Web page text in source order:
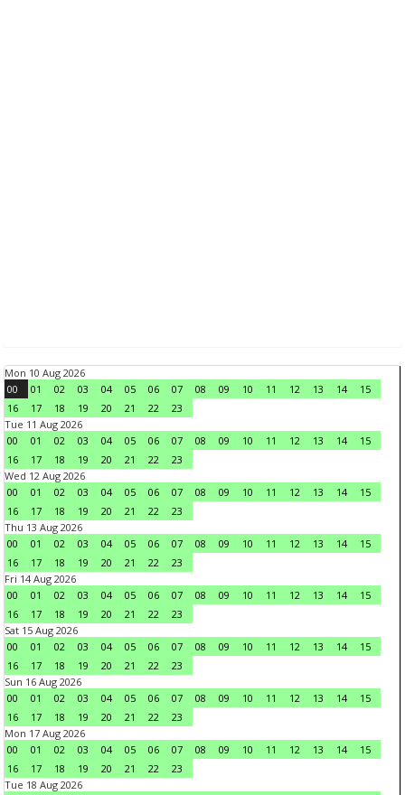
Mon 10 Aug 2026
00
01 02 03 04 05 06 07 08 09 10 11 12 13 14
15
16
17 18 19 20 21 22
23
Tue 11 Aug 2026
00
01 02 03 04 05 06 07 08 09 10 11 12 13 14
15
16
17 18 19 20 21 22
23
Wed 12 Aug 2026
00
01 02 03 04 05 06 07 08 09 10 11 12 13 14
15
16
17 18 19 20 21 22
23
Thu 13 Aug 2026
00
01 02 03 04 05 06 07 08 09 10 11 12 13 14
15
16
17 18 19 20 21 22
23
Fri 14 Aug 2026
00
01 02 03 04 05 06 07 08 09 10 11 12 13 14
15
16
17 18 19 20 21 22
23
Sat 15 Aug 2026
00
01 02 03 04 05 06 07 08 09 10 11 12 13 14
15
16
17 18 19 20 21 22
23
Sun 16 Aug 2026
00
01 02 03 04 05 06 07 08 09 10 11 12 13 14
15
16
17 18 19 20 21 22
23
Mon 17 Aug 2026
00
01 02 03 04 05 06 07 08 09 10 11 12 13 14
15
16
17 18 19 20 21 22
23
Tue 18 Aug 2026